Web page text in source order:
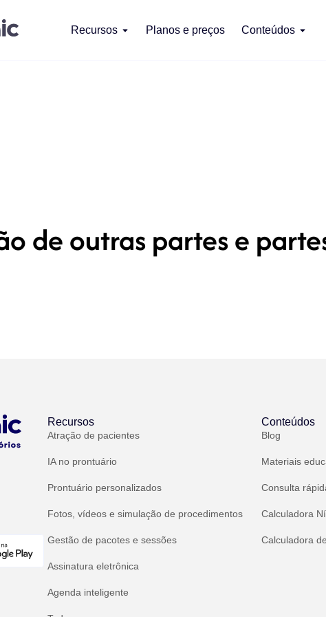
Recursos Planos e preços Conteúdos
de outras partes e
Recursos
Atração de pacientes
IA no prontuário
Prontuário personalizados
Fotos, vídeos e simulação de procedimentos
Gestão de pacotes e sessões
Assinatura eletrônica
Agenda inteligente
Conteúdos
Blog
Materiais
Consulta
Calculadora
Calculadora